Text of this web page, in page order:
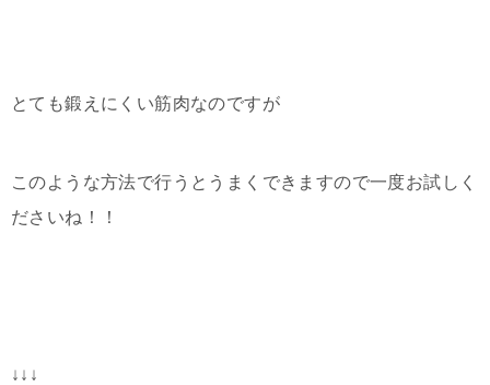
とても鍛えにくい筋肉なのですが
このような方法で行うとうまくできますので一度お試しく
ださいね！！
↓↓↓